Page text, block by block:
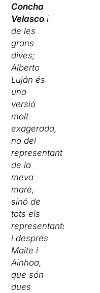
Concha
Velasco i
de les
grans
dives;
Alberto
Luján és
una
versió
molt
exagerada,
no del
representant
de la
meva
mare,
sinó de
tots els
representants;
i després
Maite i
Ainhoa,
que són
dues